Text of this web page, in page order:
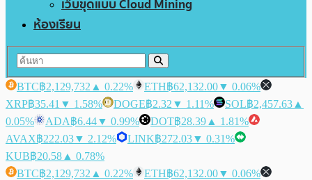
เว็บขุดแบบ Cloud Mining
ห้องเรียน
BTC฿2,129,732 ▲ 0.22% ETH฿62,132.00▼ 0.06%
XRP฿35.41 ▼ 1.58% DOGE฿2.32 ▼ 1.11% SOL฿2,457.63 ▲
0.05%
ADA฿6.44▼ 0.99% DOT฿28.39 ▲ 1.81%
AVAX฿222.03▼ 2.12% LINK฿272.03▼ 0.31%
KUB฿20.58 ▲ 0.78%
BTC฿2,129,732 ▲ 0.22% ETH฿62,132.00▼ 0.06%